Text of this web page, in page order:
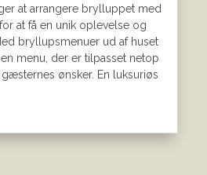
at arrangere brylluppet med
at få en unik oplevelse og
bryllupsmenuer ud af huset
menu, der er tilpasset netop
ønsker. En luksuriøs